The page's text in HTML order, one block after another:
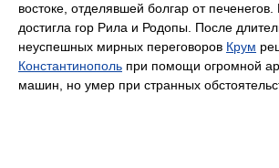
востоке, отделявшей болгар от
достигла гор Рила и Родопы. После
неуспешных мирных переговоров Крум
Константинополь при помощи огромной
машин, но умер при странных